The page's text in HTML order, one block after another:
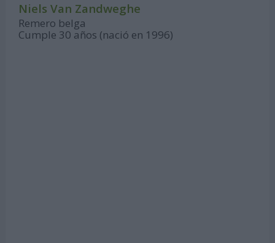
Niels Van Zandweghe
Remero belga
Cumple 30 años (nació en 1996)